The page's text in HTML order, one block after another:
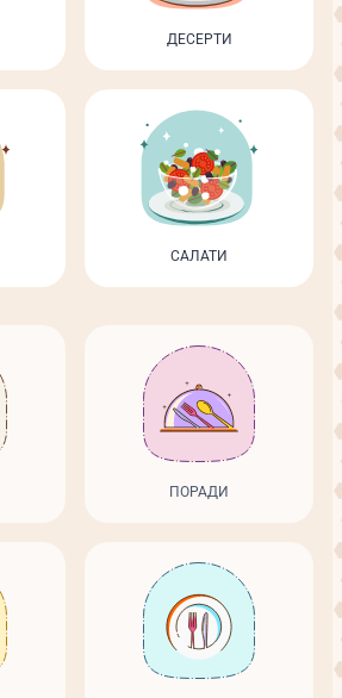
ДЕСЕРТИ
САЛАТИ
ПОРАДИ